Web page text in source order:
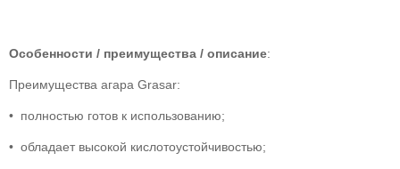
Особенности / преимущества / описание:
Преимущества агара Grasar:
• полностью готов к использованию;
• обладает высокой кислотоустойчивостью;